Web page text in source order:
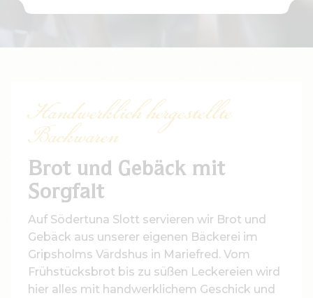
Handwerklich hergestellte
Backwaren
Brot und Gebäck mit
Sorgfalt
Auf Södertuna Slott servieren wir Brot und
Gebäck aus unserer eigenen Bäckerei im
Gripsholms Värdshus in Mariefred. Vom
Frühstücksbrot bis zu süßen Leckereien wird
hier alles mit handwerklichem Geschick und